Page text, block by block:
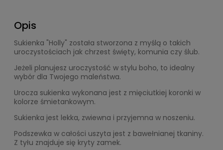
Opis
Sukienka "Holly" została stworzona z myślą o takich
uroczystościach jak chrzest święty, komunia czy ślub.
Jeżeli planujesz uroczystość w stylu boho, to idealny
wybór dla Twojego maleństwa.
Urocza sukienka wykonana jest z mięciutkiej koronki w
kolorze śmietankowym.
Sukienka jest lekka, zwiewna i przyjemna w noszeniu.
Podszewka w całości uszyta jest z bawełnianej tkaniny.
Z tyłu znajduje się kryty zamek.